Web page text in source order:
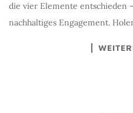
die vier Elemente entschieden
nachhaltiges Engagement.